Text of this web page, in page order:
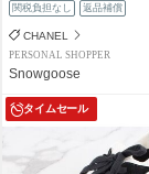
関税負担なし 返品補償
CHANEL
PERSONAL SHOPPER
Snowgoose
タイムセール